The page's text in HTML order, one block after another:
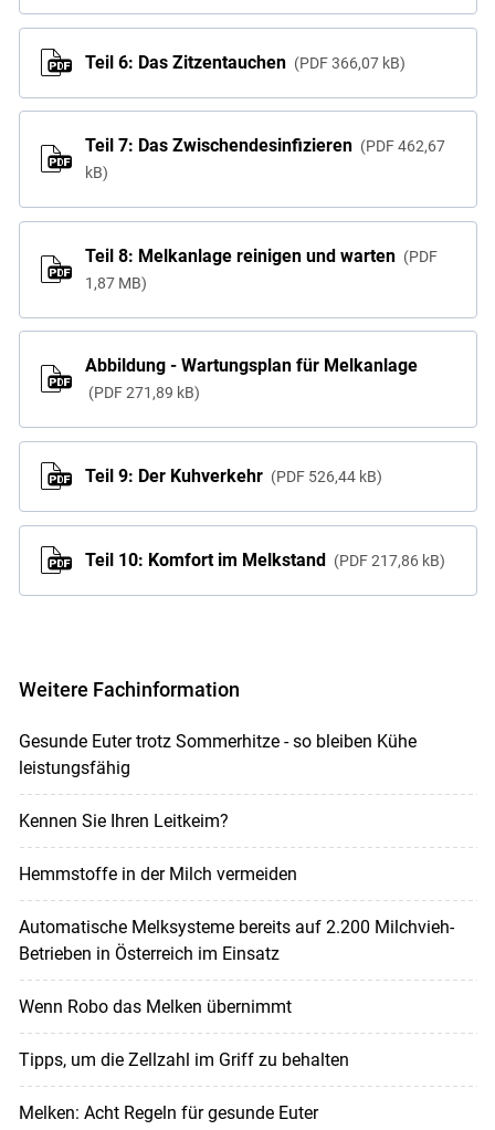
Teil 6: Das Zitzentauchen PDF 366,07 kB
Teil 7: Das Zwischendesinfizieren PDF 462,67
kB
Teil 8: Melkanlage reinigen und warten
PDF
1,87 MB
Abbildung - Wartungsplan für Melkanlage
PDF 271,89 kB
Teil 9: Der Kuhverkehr PDF 526,44 kB
Teil 10: Komfort im Melkstand PDF 217,86 kB
Weitere Fachinformation
Gesunde Euter trotz Sommerhitze - so bleiben Kühe
leistungsfähig
Kennen Sie Ihren Leitkeim?
Hemmstoffe in der Milch vermeiden
Automatische Melksysteme bereits auf 2.200 Milchvieh-
Betrieben in Österreich im Einsatz
Wenn Robo das Melken übernimmt
Tipps, um die Zellzahl im Griff zu behalten
Melken: Acht Regeln für gesunde Euter